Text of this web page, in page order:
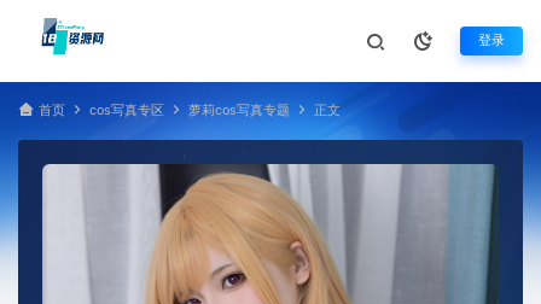
登录
首页 cos写真专区 萝莉cos写真专题 正文